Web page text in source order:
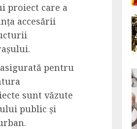
proiect care a
accesării
pentru
sunt văzute
public și